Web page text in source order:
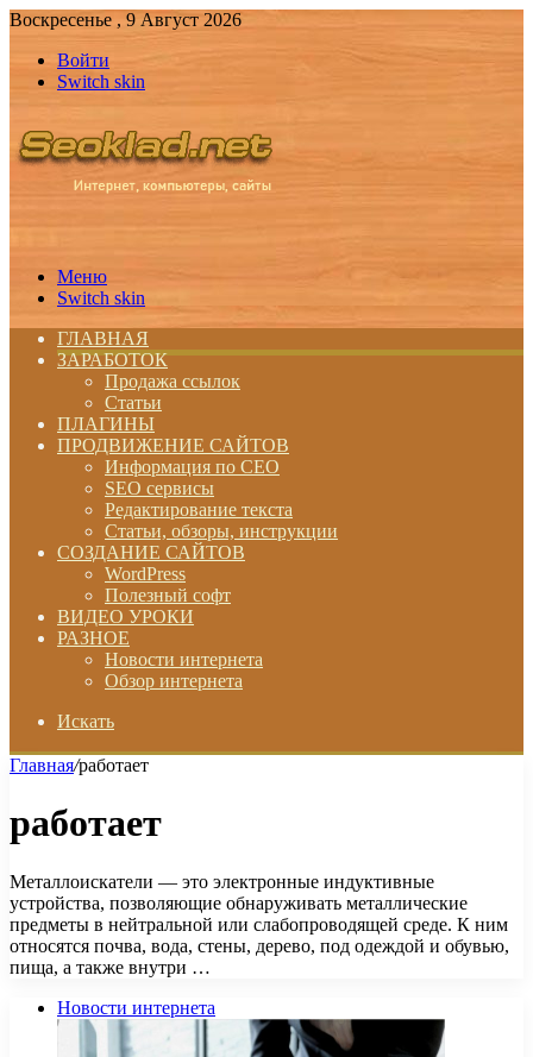
Воскресенье , 9 Август 2026
Войти
Switch skin
Меню
Switch skin
ГЛАВНАЯ
ЗАРАБОТОК
Продажа ссылок
Статьи
ПЛАГИНЫ
ПРОДВИЖЕНИЕ САЙТОВ
Информация по СЕО
SEO сервисы
Редактирование текста
Статьи, обзоры, инструкции
СОЗДАНИЕ САЙТОВ
WordPress
Полезный софт
ВИДЕО УРОКИ
РАЗНОЕ
Новости интернета
Обзор интернета
Искать
Главная/работает
работает
Металлоискатели — это электронные индуктивные
устройства, позволяющие обнаруживать металлические
предметы в нейтральной или слабопроводящей среде. К ним
относятся почва, вода, стены, дерево, под одеждой и обувью,
пища, а также внутри …
Новости интернета